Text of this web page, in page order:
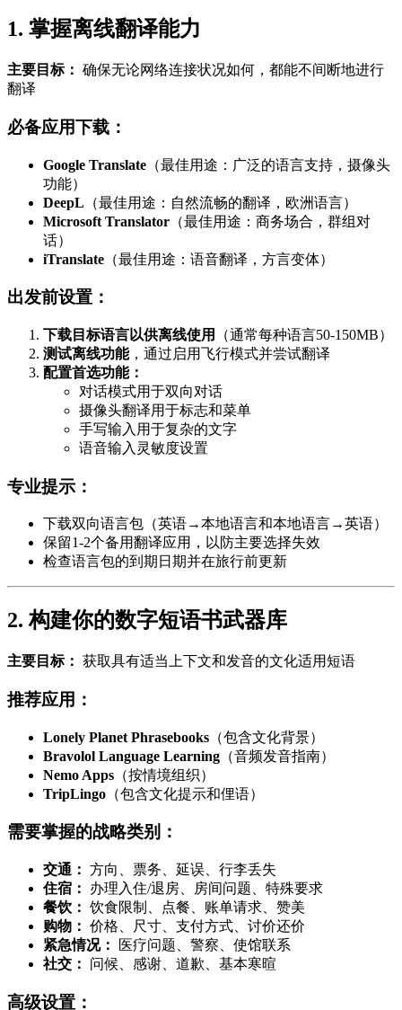
1. 掌握离线翻译能力
主要目标： 确保无论网络连接状况如何，都能不间断地进行
翻译
必备应用下载：
Google Translate （最佳用途：广泛的语言支持，摄像头
功能）
DeepL （最佳用途：自然流畅的翻译，欧洲语言）
Microsoft Translator （最佳用途：商务场合，群组对
话）
iTranslate （最佳用途：语音翻译，方言变体）
出发前设置：
下载目标语言以供离线使用
（通常每种语言50-150MB）
测试离线功能，通过启用飞行模式并尝试翻译
配置首选功能：
对话模式用于双向对话
摄像头翻译用于标志和菜单
手写输入用于复杂的文字
语音输入灵敏度设置
专业提示：
下载双向语言包（英语→本地语言和本地语言→英语）
保留1-2个备用翻译应用，以防主要选择失效
检查语言包的到期日期并在旅行前更新
2. 构建你的数字短语书武器库
主要目标： 获取具有适当上下文和发音的文化适用短语
推荐应用：
Lonely Planet Phrasebooks （包含文化背景）
Bravolol Language Learning （音频发音指南）
Nemo Apps （按情境组织）
TripLingo （包含文化提示和俚语）
需要掌握的战略类别：
交通： 方向、票务、延误、行李丢失
住宿：
办理入住/退房、房间问题、特殊要求
餐饮： 饮食限制、点餐、账单请求、赞美
购物： 价格、尺寸、支付方式、讨价还价
紧急情况：
医疗问题、警察、使馆联系
社交：
问候、感谢、道歉、基本寒暄
高级设置：